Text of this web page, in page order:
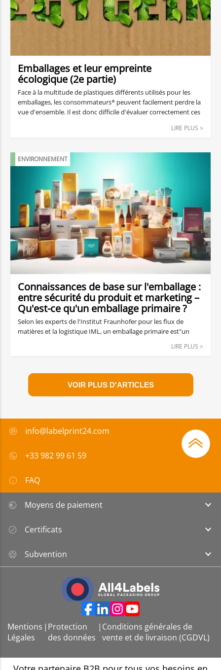
Emballages et leur empreinte
écologique (2e partie)
Face à la multitude de plastiques différents utilisés pour les
emballages, les consommateurs* peuvent facilement perdre la
vue d'ensemble. Il est donc difficile d'évaluer correctement ces
emballages plastiques sont-ils nocifs ou compatibles avec
des principaux représentants des matières plastiques en
matière d'"empreinte écologique".
LIRE PLUS >
ENVIRONNEMENT
Connaissances de base sur l'emballage :
entre sécurité du produit et marketing –
Qu'est-ce qu'un emballage primaire ?
Selon les experts de l'Institut Fraunhofer pour les flux de
matières et la logistique IML, un emballage primaire est"un
pour stocker la marchandise de manière appropriée.
LIRE PLUS >
VOIR PLUS D'ARTICLES
info@labelprint24.com
+33 982 99 61 59
FAQ
Moyens de paiement
Certificats
Subvention
Mentions
Légales
| Protection
des données
| Conditions générales de
vente et de livraison (CGDVL)